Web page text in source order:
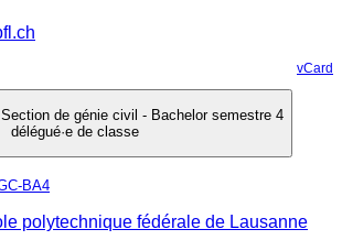
vCard
Section de génie civil - Bachelor semestre 4
délégué·e de classe
BA4